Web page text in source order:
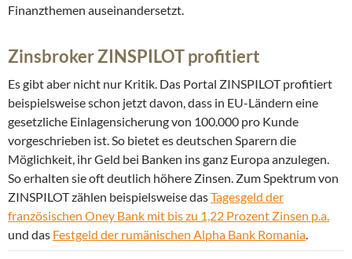
Finanzthemen auseinandersetzt.
Zinsbroker ZINSPILOT profitiert
Es gibt aber nicht nur Kritik. Das Portal ZINSPILOT profitiert
beispielsweise schon jetzt davon, dass in EU-Ländern eine
gesetzliche Einlagensicherung von 100.000 pro Kunde
vorgeschrieben ist. So bietet es deutschen Sparern die
Möglichkeit, ihr Geld bei Banken ins ganz Europa anzulegen.
So erhalten sie oft deutlich höhere Zinsen. Zum Spektrum von
ZINSPILOT zählen beispielsweise dasTagesgeld der
französischen Oney Bank mit bis zu 1,22 Prozent Zinsen p.a.
und das Festgeld der rumänischen Alpha Bank Romania.